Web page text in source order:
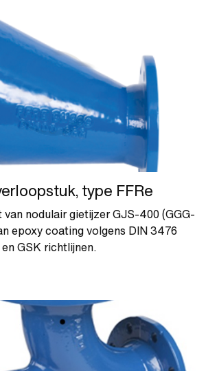
type FFRe
nodulair gietijzer GJS-400 (GGG-
epoxy coating volgens DIN 3476
GSK richtlijnen.